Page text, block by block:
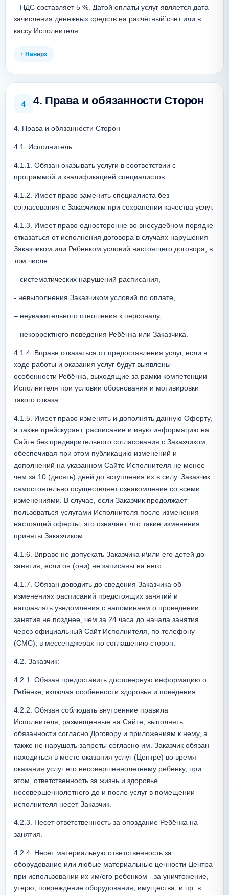
– НДС составляет 5 %. Датой оплаты услуг является дата
зачисления денежных средств на расчётный̆ счет или в
кассу Исполнителя.
↑ Наверх
4 4. Права и обязанности Сторон
4. Права и обязанности Сторон
4.1. Исполнитель:
4.1.1. Обязан оказывать услуги в соответствии с
программой и квалификацией специалистов.
4.1.2. Имеет право заменить специалиста без
согласования с Заказчиком при сохранении качества услуг.
4.1.3. Имеет право односторонне во внесудебном порядке
отказаться от исполнения договора в случаях нарушения
Заказчиком или Ребенком условий настоящего договора, в
том числе:
– систематических нарушений расписания,
- невыполнения Заказчиком условий по оплате,
– неуважительного отношения к персоналу,
– некорректного поведения Ребёнка или Заказчика.
4.1.4. Вправе отказаться от предоставления услуг, если в
ходе работы и оказания услуг будут выявлены
особенности Ребёнка, выходящие за рамки компетенции
Исполнителя при условии обоснования и мотивировки
такого отказа.
4.1.5. Имеет право изменять и дополнять данную Оферту,
а также прейскурант, расписание и иную информацию на
Сайте без предварительного согласования с Заказчиком,
обеспечивая при этом публикацию изменений и
дополнений на указанном Сайте Исполнителя не менее
чем за 10 (десять) дней до вступления их в силу. Заказчик
самостоятельно осуществляет ознакомление со всеми
изменениями. В случае, если Заказчик продолжает
пользоваться услугами Исполнителя после изменения
настоящей оферты, это означает, что такие изменения
приняты Заказчиком.
4.1.6. Вправе не допускать Заказчика и\или его детей до
занятия, если он (они) не записаны на него.
4.1.7. Обязан доводить до сведения Заказчика об
изменениях расписаний предстоящих занятий и
направлять уведомления с напоминаем о проведении
занятия не позднее, чем за 24 часа до начала занятия
через официальный Сайт Исполнителя, по телефону
(СМС), в мессенджерах по соглашению сторон.
4.2. Заказчик:
4.2.1. Обязан предоставить достоверную информацию о
Ребёнке, включая особенности здоровья и поведения.
4.2.2. Обязан соблюдать внутренние правила
Исполнителя, размещенные на Сайте, выполнять
обязанности согласно Договору и приложениям к нему, а
также не нарушать запреты согласно им. Заказчик обязан
находиться в месте оказания услуг (Центре) во время
оказания услуг его несовершеннолетнему ребенку, при
этом, ответственность за жизнь и здоровье
несовершеннолетнего до и после услуг в помещении
исполнителя несет Заказчик.
4.2.3. Несет ответственность за опоздание Ребёнка на
занятия.
4.2.4. Несет материальную ответственность за
оборудование или любые материальные ценности Центра
при использовании их им/его ребенком - за уничтожение,
утерю, повреждение оборудования, имущества, и пр. в